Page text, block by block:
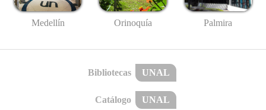
Medellín Orinoquía Palmira
Bibliotecas UNAL
Catálogo UNAL